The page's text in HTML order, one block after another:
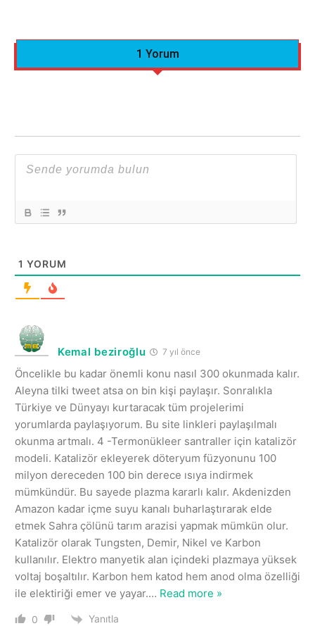
1 Yorum
1 YORUM
Kemal beziroğlu 7 yıl önce
Öncelikle bu kadar önemli konu nasıl 300 okunmada kalır.
Aleyna tilki tweet atsa on bin kişi paylaşır. Sonralıkla
Türkiye ve Dünyayı kurtaracak tüm projelerimi
yorumlarda paylaşıyorum. Bu site linkleri paylaşılmalı
okunma artmalı. 4 -Termonükleer santraller için katalizör
modeli. Katalizör ekleyerek döteryum füzyonunu 100
milyon dereceden 100 bin derece ısıya indirmek
mümkündür. Bu sayede plazma kararlı kalır. Akdenizden
Amazon kadar içme suyu kanalı buharlaştırarak elde
etmek Sahra çölünü tarım arazisi yapmak mümkün olur.
Katalizör olarak Tungsten, Demir, Nikel ve Karbon
kullanılır. Elektro manyetik alan içindeki plazmaya yüksek
voltaj boşaltılır. Karbon hem katod hem anod olma özelliği
ile elektiriği emer ve yayar.… Read more »
0 Yanıtla